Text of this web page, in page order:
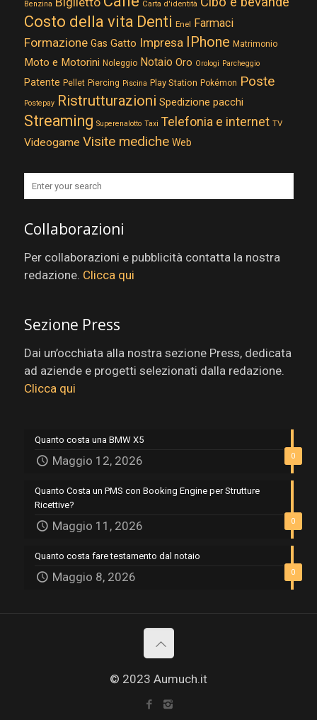
Benzina Carta d'identità
Costo della vita Denti Enel Farmaci
Formazione Gas Gatto Impresa IPhone Matrimonio
Moto e Motorini Noleggio Notaio Oro Orologi Parcheggio
Patente Pellet Piercing Piscina Play Station Pokémon Poste
Postepay Ristrutturazioni Spedizione pacchi
Streaming Superenalotto Taxi Telefonia e internet TV
Videogame Visite mediche Web
Collaborazioni
Per collaborazioni e pubblicità contatta la nostra
redazione. Clicca qui
Sezione Press
Dai un’occhiata alla nostra sezione Press, dedicata
ad aziende e progetti selezionati dalla redazione.
Clicca qui
0
Quanto costa una BMW X5
Maggio 12, 2026
0
Quanto Costa un PMS con Booking Engine per Strutture
Ricettive?
Maggio 11, 2026
0
Quanto costa fare testamento dal notaio
Maggio 8, 2026
© 2023 Aumuch.it